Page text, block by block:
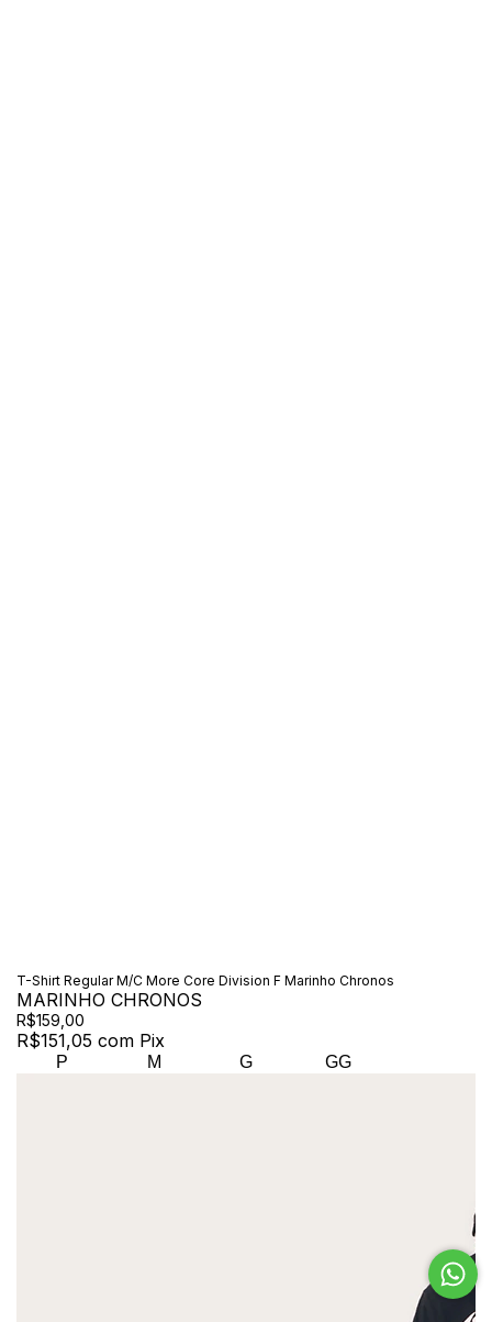
T-Shirt Regular M/C More Core Division F Marinho Chronos
MARINHO CHRONOS
R$159,00
R$151,05 com Pix
P M G GG